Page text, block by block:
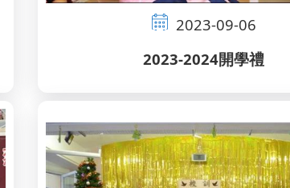
2023-09-06
2023-2024開學禮